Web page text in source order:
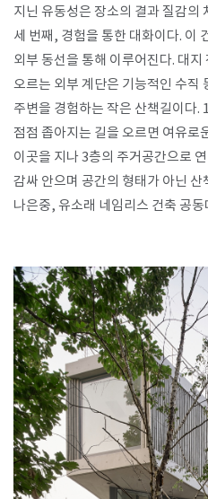
지닌 유동성은 장소의 결과 질감의
세 번째, 경험을 통한 대화이다. 이
외부 동선을 통해 이루어진다. 대
오르는 외부 계단은 기능적인 수직
주변을 경험하는 작은 산책길이다.
점점 좁아지는 길을 오르면 여유로
이곳을 지나 3층의 주거공간으로
감싸 안으며 공간의 형태가 아닌
나은중, 유소래 네임리스 건축 공